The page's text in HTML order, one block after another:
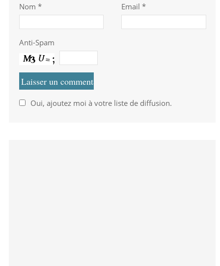
Nom * Email *
Anti-Spam
Oui, ajoutez moi à votre liste de diffusion.